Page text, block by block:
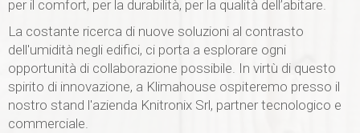
per il comfort, per la durabilità, per la qualità dell’abitare.
La costante ricerca di nuove soluzioni al contrasto
dell'umidità negli edifici, ci porta a esplorare ogni
opportunità di collaborazione possibile. In virtù di questo
spirito di innovazione, a Klimahouse ospiteremo presso il
nostro stand l'azienda Knitronix Srl, partner tecnologico e
commerciale.
nostro sito web
funzioni nel
miglior modo
possibile
durante la tua
visita. Se rifiuti
questi cookie,
alcune